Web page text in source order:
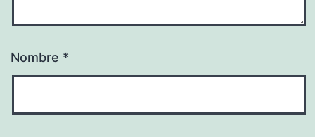
Nombre *